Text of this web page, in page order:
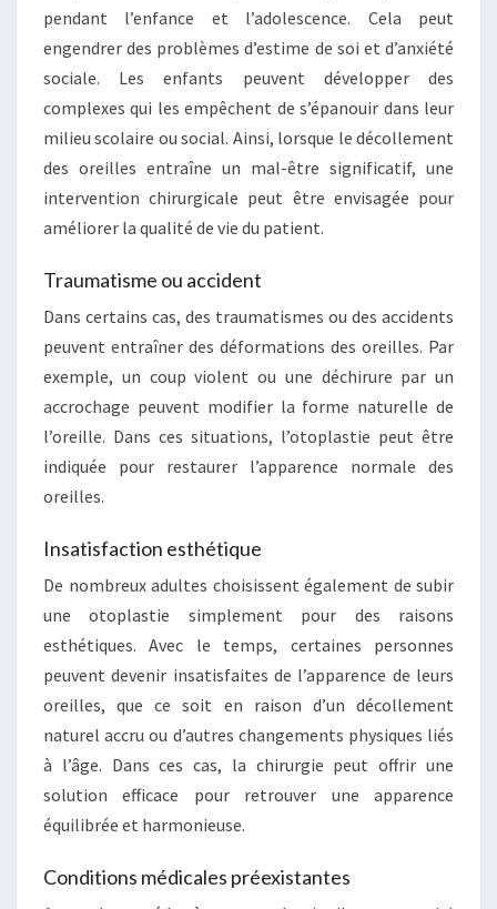
pendant l’enfance et l’adolescence. Cela peut
engendrer des problèmes d’estime de soi et d’anxiété
sociale. Les enfants peuvent développer des
complexes qui les empêchent de s’épanouir dans leur
milieu scolaire ou social. Ainsi, lorsque le décollement
des oreilles entraîne un mal-être significatif, une
intervention chirurgicale peut être envisagée pour
améliorer la qualité de vie du patient.
Traumatisme ou accident
Dans certains cas, des traumatismes ou des accidents
peuvent entraîner des déformations des oreilles. Par
exemple, un coup violent ou une déchirure par un
accrochage peuvent modifier la forme naturelle de
l’oreille. Dans ces situations, l’otoplastie peut être
indiquée pour restaurer l’apparence normale des
oreilles.
Insatisfaction esthétique
De nombreux adultes choisissent également de subir
une otoplastie simplement pour des raisons
esthétiques. Avec le temps, certaines personnes
peuvent devenir insatisfaites de l’apparence de leurs
oreilles, que ce soit en raison d’un décollement
naturel accru ou d’autres changements physiques liés
à l’âge. Dans ces cas, la chirurgie peut offrir une
solution efficace pour retrouver une apparence
équilibrée et harmonieuse.
Conditions médicales préexistantes